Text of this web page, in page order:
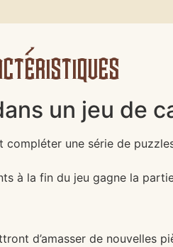
un jeu de
compléter une série de
à la fin du jeu gagne la
d’amasser de nouvelles